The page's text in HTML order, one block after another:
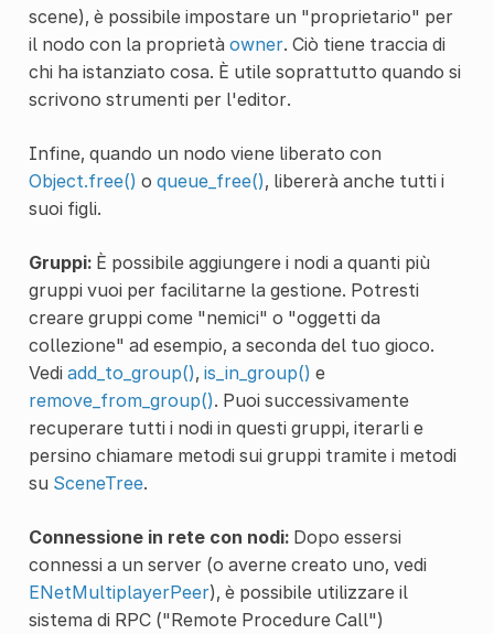
scene), è possibile impostare un "proprietario" per
il nodo con la proprietà owner. Ciò tiene traccia di
chi ha istanziato cosa. È utile soprattutto quando si
scrivono strumenti per l'editor.
Infine, quando un nodo viene liberato con
Object.free() o queue_free(), libererà anche tutti i
suoi figli.
Gruppi:È possibile aggiungere i nodi a quanti più
gruppi vuoi per facilitarne la gestione. Potresti
creare gruppi come "nemici" o "oggetti da
collezione" ad esempio, a seconda del tuo gioco.
Vedi add_to_group(), is_in_group() e
remove_from_group(). Puoi successivamente
recuperare tutti i nodi in questi gruppi, iterarli e
persino chiamare metodi sui gruppi tramite i metodi
su SceneTree.
Connessione in rete con nodi:Dopo essersi
connessi a un server (o averne creato uno, vedi
ENetMultiplayerPeer), è possibile utilizzare il
sistema di RPC ("Remote Procedure Call")